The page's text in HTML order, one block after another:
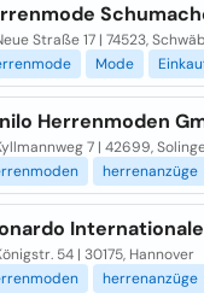
Straße 17 | 74523,
Mode
Herrenmoden
7 | 42699,
herrenanzüge
54 | 30175, Hannover
herrenanzüge